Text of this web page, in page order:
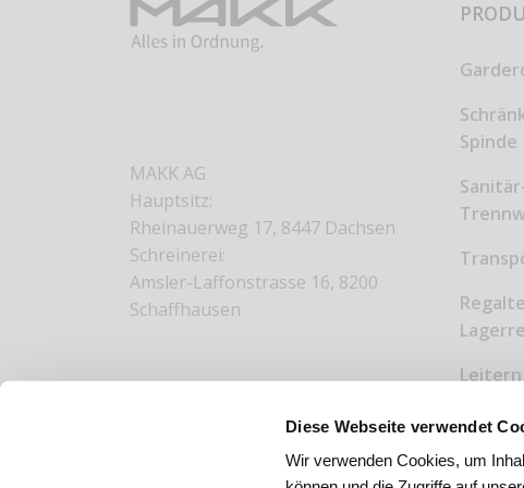
Diese Webseite verwendet
Wir verwenden Cookies, um
MAKK AG
Hauptsitz:
Rheinauerweg 17, 8447 Dachsen
Schreinerei:
Amsler-Laffonstrasse 16, 8200
Schaffhausen
Spinde
und